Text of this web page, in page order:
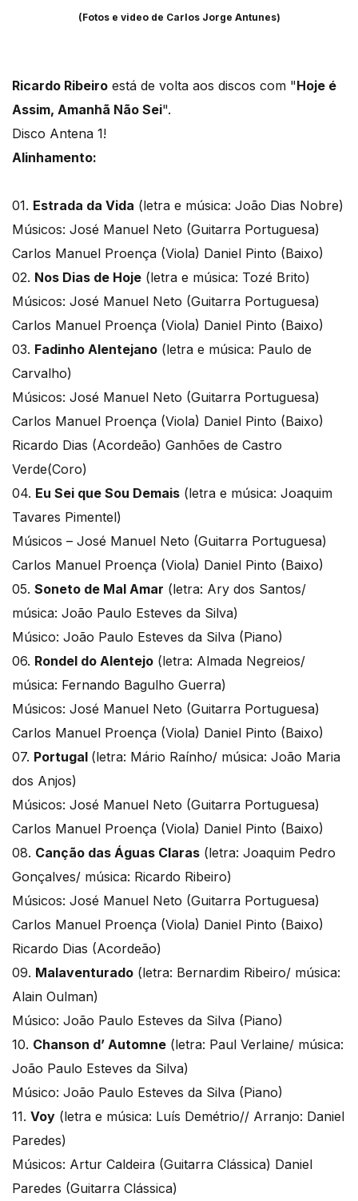
(Fotos e video de Carlos Jorge Antunes)
Ricardo Ribeiro está de volta aos discos com "Hoje é
Assim, Amanhã Não Sei".
Disco Antena 1!
Alinhamento:
01. Estrada da Vida (letra e música: João Dias Nobre)
Músicos: José Manuel Neto (Guitarra Portuguesa)
Carlos Manuel Proença (Viola) Daniel Pinto (Baixo)
02. Nos Dias de Hoje (letra e música: Tozé Brito)
Músicos: José Manuel Neto (Guitarra Portuguesa)
Carlos Manuel Proença (Viola) Daniel Pinto (Baixo)
03. Fadinho Alentejano (letra e música: Paulo de
Carvalho)
Músicos: José Manuel Neto (Guitarra Portuguesa)
Carlos Manuel Proença (Viola) Daniel Pinto (Baixo)
Ricardo Dias (Acordeão) Ganhões de Castro
Verde(Coro)
04. Eu Sei que Sou Demais (letra e música: Joaquim
Tavares Pimentel)
Músicos – José Manuel Neto (Guitarra Portuguesa)
Carlos Manuel Proença (Viola) Daniel Pinto (Baixo)
05. Soneto de Mal Amar (letra: Ary dos Santos/
música: João Paulo Esteves da Silva)
Músico: João Paulo Esteves da Silva (Piano)
06. Rondel do Alentejo (letra: Almada Negreios/
música: Fernando Bagulho Guerra)
Músicos: José Manuel Neto (Guitarra Portuguesa)
Carlos Manuel Proença (Viola) Daniel Pinto (Baixo)
07. Portugal (letra: Mário Raínho/ música: João Maria
dos Anjos)
Músicos: José Manuel Neto (Guitarra Portuguesa)
Carlos Manuel Proença (Viola) Daniel Pinto (Baixo)
08. Canção das Águas Claras (letra: Joaquim Pedro
Gonçalves/ música: Ricardo Ribeiro)
Músicos: José Manuel Neto (Guitarra Portuguesa)
Carlos Manuel Proença (Viola) Daniel Pinto (Baixo)
Ricardo Dias (Acordeão)
09. Malaventurado (letra: Bernardim Ribeiro/ música:
Alain Oulman)
Músico: João Paulo Esteves da Silva (Piano)
10. Chanson d’ Automne (letra: Paul Verlaine/ música:
João Paulo Esteves da Silva)
Músico: João Paulo Esteves da Silva (Piano)
11. Voy (letra e música: Luís Demétrio// Arranjo: Daniel
Paredes)
Músicos: Artur Caldeira (Guitarra Clássica) Daniel
Paredes (Guitarra Clássica)